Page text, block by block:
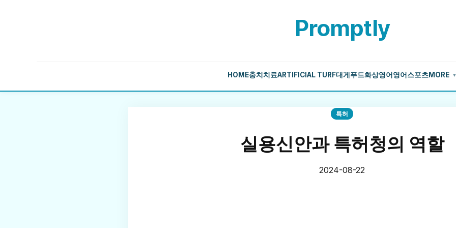
Promptly
HOME충치치료ARTIFICIAL TURF대게 푸드화상영어 영어 스포츠MORE
특허
실용신안과 특허청의 역할
2024-08-22